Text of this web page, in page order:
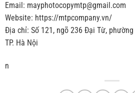
Email: mayphotocopymtp@gmail.com
Website: https://mtpcompany.vn/
Địa chỉ: Số 121, ngõ 236 Đại Từ,
TP. Hà Nội
n